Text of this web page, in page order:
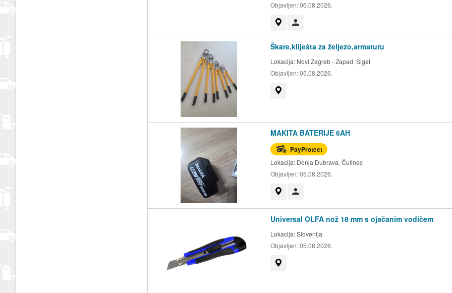
Objavljen:06.08.2026.
Škare,kliješta za željezo,armaturu
Lokacija: Novi Zagreb - Zapad, Siget
Objavljen:05.08.2026.
MAKITA BATERIJE 6AH
PayProtect
Lokacija: Donja Dubrava, Čulinec
Objavljen:05.08.2026.
Universal OLFA nož 18 mm s ojačanim vodičem
Lokacija:Slovenija
Objavljen:05.08.2026.